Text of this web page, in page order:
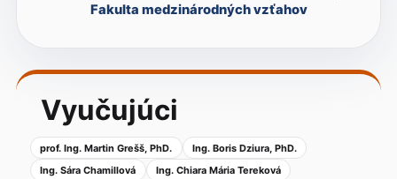
Fakulta medzinárodných vzťahov
Vyučujúci
prof. Ing. Martin Grešš, PhD.
Ing. Boris Dziura, PhD.
Ing. Sára Chamillová
Ing. Chiara Mária Tereková